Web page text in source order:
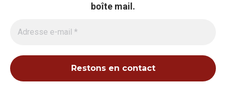
à tout moment. Certaines fonctionnalités peuvent être limitées en cas de
Tout refuser
boîte mail.
©2026 COPARY - Tous droits réservés - Création agence